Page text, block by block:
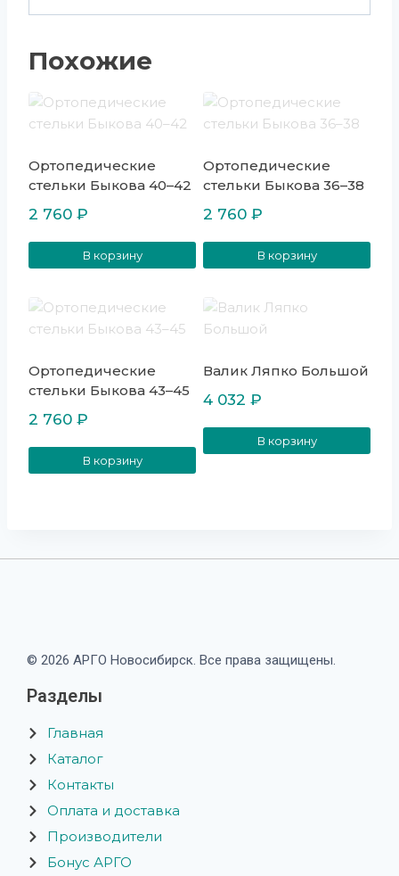
Похожие
Ортопедические
стельки Быкова 40–42
2 760 ₽
В корзину
Ортопедические
стельки Быкова 36–38
2 760 ₽
В корзину
Ортопедические
стельки Быкова 43–45
2 760 ₽
В корзину
Валик Ляпко Большой
4 032 ₽
В корзину
© 2026 АРГО Новосибирск. Все права защищены.
Разделы
Главная
Каталог
Контакты
Оплата и доставка
Производители
Бонус АРГО